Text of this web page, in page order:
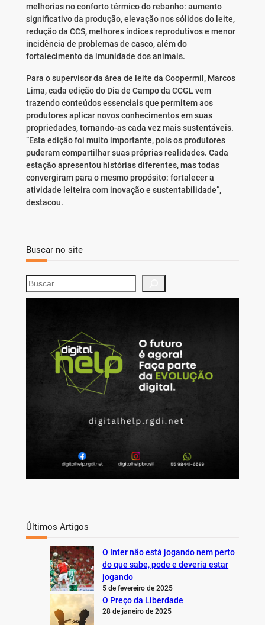
melhorias no conforto térmico do rebanho: aumento
significativo da produção, elevação nos sólidos do leite,
redução da CCS, melhores índices reprodutivos e menor
incidência de problemas de casco, além do
fortalecimento da imunidade dos animais.
Para o supervisor da área de leite da Coopermil, Marcos
Lima, cada edição do Dia de Campo da CCGL vem
trazendo conteúdos essenciais que permitem aos
produtores aplicar novos conhecimentos em suas
propriedades, tornando-as cada vez mais sustentáveis.
“Esta edição foi muito importante, pois os produtores
puderam compartilhar suas próprias realidades. Cada
estação apresentou histórias diferentes, mas todas
convergiram para o mesmo propósito: fortalecer a
atividade leiteira com inovação e sustentabilidade”,
destacou.
Buscar no site
S
e
Últimos Artigos
O Inter não está jogando nem perto
do que sabe, pode e deveria estar
jogando
5 de fevereiro de 2025
O Preço da Liberdade
28 de janeiro de 2025